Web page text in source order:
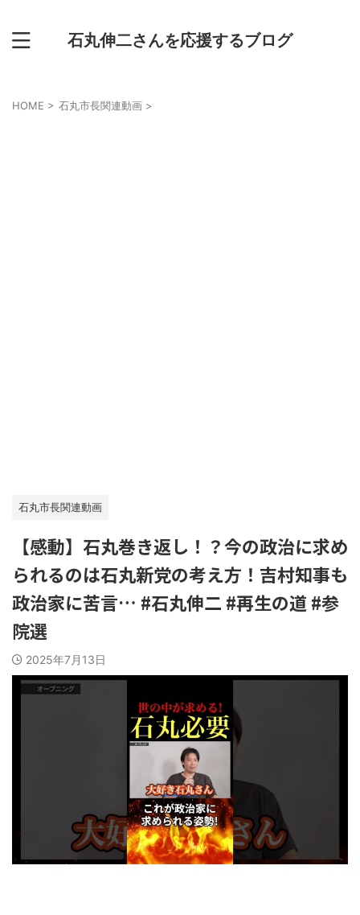
石丸伸二さんを応援するブログ
HOME > 石丸市長関連動画 >
石丸市長関連動画
【感動】石丸巻き返し！？今の政治に求め
られるのは石丸新党の考え方！吉村知事も
政治家に苦言… #石丸伸二 #再生の道 #参
院選
2025年7月13日